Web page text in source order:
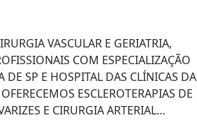
VASCULAR E GERIATRIA,
COM ESPECIALIZAÇÃO
SP E HOSPITAL DAS CLÍNICAS DA
ESCLEROTERAPIAS DE
E CIRURGIA ARTERIAL
TRATAMENTO